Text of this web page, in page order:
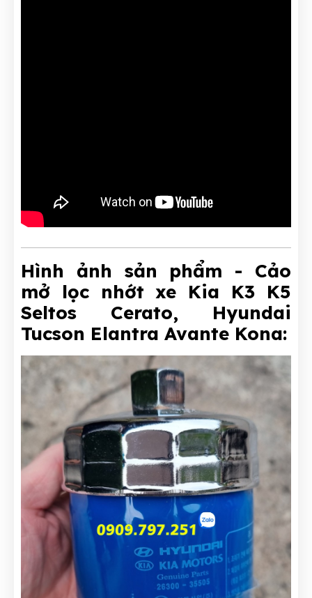
Hình ảnh sản phẩm - Cảo
mở lọc nhớt xe Kia K3 K5
Seltos Cerato, Hyundai
Tucson Elantra Avante Kona: